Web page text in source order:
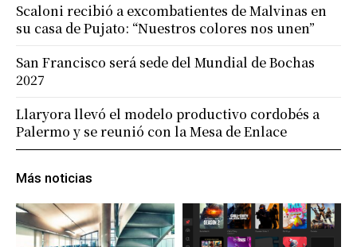
Más noticias
Scaloni recibió a excombatientes de Malvinas en
su casa de Pujato: “Nuestros colores nos unen”
San Francisco será sede del Mundial de Bochas
2027
Llaryora llevó el modelo productivo cordobés a
Palermo y se reunió con la Mesa de Enlace